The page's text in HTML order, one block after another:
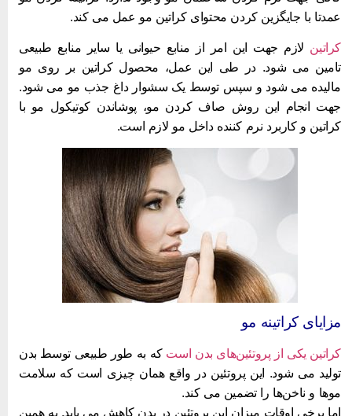
با جایگزین کردن محتوای کراتین مو عمل می کند.
لازم جهت این امر از منابع حیوانی یا سایر منابع طبیعی
می شود. در طی این عمل، محصول کراتین بر روی مو
می شود و سپس توسط یک سشوار داغ جذب مو می شود.
انجام این روش صاف کردن مو، پوشاندن کوتیکول مو با
و کاربرد نرم کننده داخل مو لازم است.
کراتینه مو
یکی از پروتئین‌های بدن استکه به طور طبیعی توسط بدن
می ‌شود. این پروتئین در واقع همان چیزی است که سلامت
و ناخن‌ها را تضمین می‌ کند.
برخی اوقات میزان این پروتئین در بدن کاهش می‌ یابد. به همین